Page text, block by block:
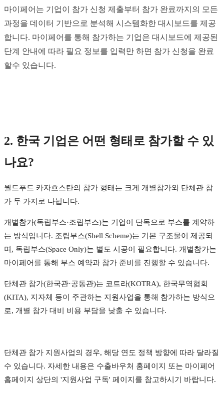
마이페어는 기업이 참가 신청 제출부터 참가 완료까지의 모든
과정을 데이터 기반으로 분석해 시스템화한 대시보드를 제공
합니다. 마이페어를 통해 참가하는 기업은 대시보드에 제공된
단계 안내에 따라 필요 정보를 입력만 하면 참가 신청을 완료
할수 있습니다.
2. 한국 기업은 어떤 형태로 참가할 수 있
나요?
월드푸드 카자흐스탄의 참가 형태는 크게 개별참가와 단체관 참
가 두 가지로 나뉩니다.
개별참가(독립부스·조립부스)는 기업이 단독으로 부스를 계약하
는 방식입니다. 조립부스(Shell Scheme)는 기본 구조물이 제공되
며, 독립부스(Space Only)는 별도 시공이 필요합니다. 개별참가는
마이페어를 통해 부스 예약과 참가 준비를 진행할 수 있습니다.
단체관 참가(한국관·공동관)는 코트라(KOTRA), 한국무역협회
(KITA), 지자체 등이 주관하는 지원사업을 통해 참가하는 방식으
로, 개별 참가 대비 비용 부담을 낮출 수 있습니다.
단체관 참가 지원사업의 경우, 해당 연도 정책 방향에 따라 달라질
수 있습니다. 자세한 내용은 수출바우처 홈페이지 또는 마이페어
홈페이지 상단의 '지원사업 구독' 페이지를 참고하시기 바랍니다.